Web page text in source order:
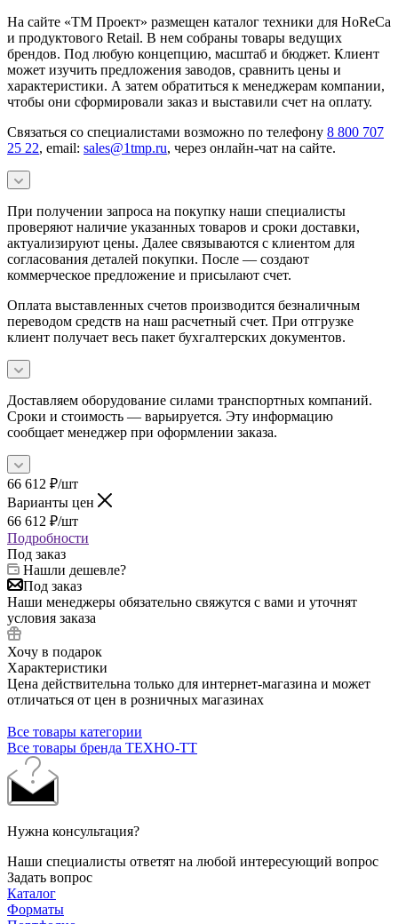
На сайте «ТМ Проект» размещен каталог техники для HoReCa
и продуктового Retail. В нем собраны товары ведущих
брендов. Под любую концепцию, масштаб и бюджет. Клиент
может изучить предложения заводов, сравнить цены и
характеристики. А затем обратиться к менеджерам компании,
чтобы они сформировали заказ и выставили счет на оплату.
Связаться со специалистами возможно по телефону 8 800 707
25 22, email: sales@1tmp.ru, через онлайн-чат на сайте.
При получении запроса на покупку наши специалисты
проверяют наличие указанных товаров и сроки доставки,
актуализируют цены. Далее связываются с клиентом для
согласования деталей покупки. После — создают
коммерческое предложение и присылают счет.
Оплата выставленных счетов производится безналичным
переводом средств на наш расчетный счет. При отгрузке
клиент получает весь пакет бухгалтерских документов.
Доставляем оборудование силами транспортных компаний.
Сроки и стоимость — варьируется. Эту информацию
сообщает менеджер при оформлении заказа.
66 612 ₽/шт
Варианты цен
66 612 ₽/шт
Подробности
Под заказ
Нашли дешевле?
Под заказ
Наши менеджеры обязательно свяжутся с вами и уточнят
условия заказа
Хочу в подарок
Характеристики
Цена действительна только для интернет-магазина и может
отличаться от цен в розничных магазинах
Все товары категории
Все товары бренда ТЕХНО-ТТ
Нужна консультация?
Наши специалисты ответят на любой интересующий вопрос
Задать вопрос
Каталог
Форматы